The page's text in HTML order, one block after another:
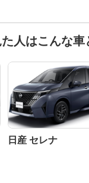
人はこんな
日産 セレナ